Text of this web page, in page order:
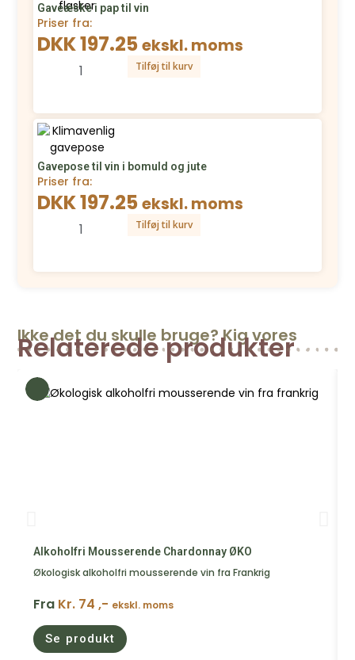
Gaveæske i pap til vin
Priser fra:
DKK 197.25ekskl. moms
Tilføj til kurv
Gavepose til vin i bomuld og jute
Priser fra:
DKK 197.25ekskl. moms
Tilføj til kurv
Ikke det du skulle bruge? Kig vores
Relaterede produkter
Alkoholfri Mousserende Chardonnay ØKO
Økologisk alkoholfri mousserende vin fra Frankrig
Fra Kr. 74 ,- ekskl. moms
Se produkt